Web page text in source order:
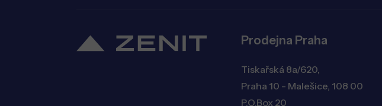
Prodejna Praha
Tiskařská 8a/620,
Praha 10 - Malešice, 108 00
P.O.Box 20